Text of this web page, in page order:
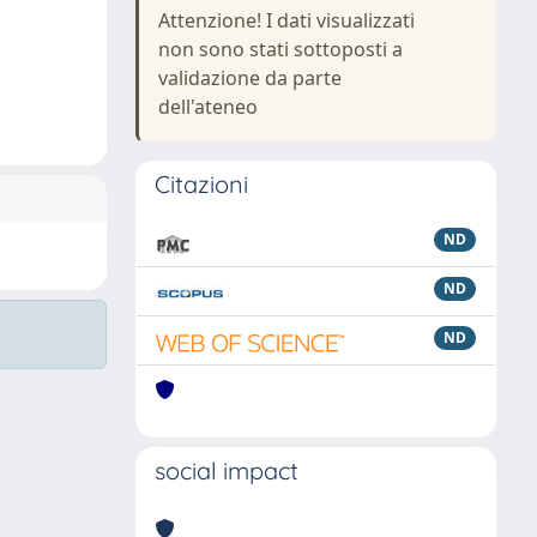
Attenzione! I dati visualizzati
non sono stati sottoposti a
validazione da parte
dell'ateneo
Citazioni
ND
ND
ND
social impact